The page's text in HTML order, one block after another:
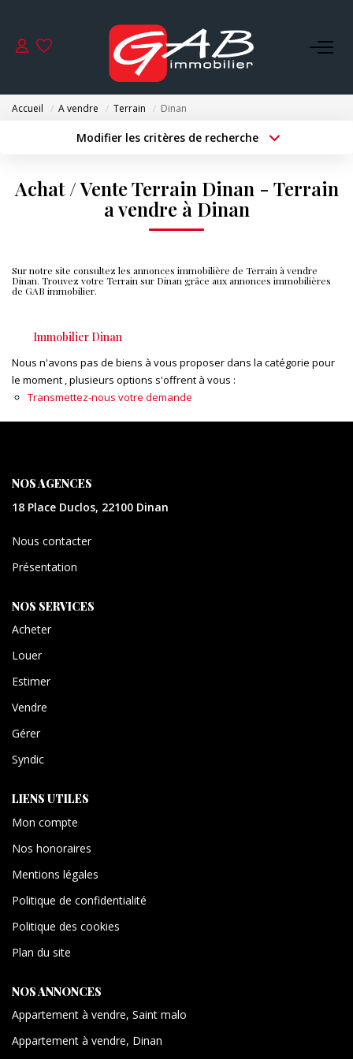
ACHETER
SYNDIC
GESTION
CONTACT
Accueil A vendre Terrain Dinan
Modifier les critères de recherche
Type de bien
Surface min
Créer une alerte
Achat / Vente Terrain Dinan - Terrain
a vendre à Dinan
Sur notre site consultez les annonces immobilière de Terrain à vendre
Dinan. Trouvez votre Terrain sur Dinan grâce aux annonces immobilières
de GAB immobilier.
Immobilier Dinan
Nous n'avons pas de biens à vous proposer dans la catégorie pour
le moment , plusieurs options s'offrent à vous :
Transmettez-nous votre demande
NOS AGENCES
18 Place Duclos, 22100 Dinan
Nous contacter
Présentation
NOS SERVICES
Acheter
Louer
Estimer
Vendre
Gérer
Syndic
LIENS UTILES
Mon compte
Nos honoraires
Mentions légales
Politique de confidentialité
Politique des cookies
Plan du site
NOS ANNONCES
Appartement à vendre, Saint malo
Appartement à vendre, Dinan